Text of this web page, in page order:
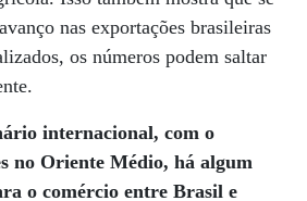
nas exportações brasileiras
os números podem saltar
internacional, com o
no Oriente Médio, há algum
o comércio entre Brasil e